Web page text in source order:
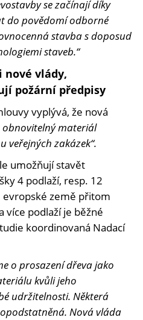
se začínají díky
do povědomí odborné
stavba s doposud
staveb.“
vlády,
požární předpisy
vyplývá, že nová
obnovitelný materiál
veřejných zakázek“.
umožňují stavět
4 podlaží, resp. 12
evropské země přitom
více podlaží je běžné
koordinovaná Nadací
o prosazení dřeva jako
kvůli jeho
udržitelnosti. Některá
Nová vláda